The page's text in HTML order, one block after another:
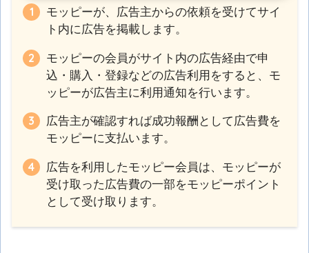
モッピーが、広告主からの依頼を受けてサイ
ト内に広告を掲載します。
モッピーの会員がサイト内の広告経由で申
込・購入・登録などの広告利用をすると、モ
ッピーが広告主に利用通知を行います。
広告主が確認すれば成功報酬として広告費を
モッピーに支払います。
広告を利用したモッピー会員は、モッピーが
受け取った広告費の一部をモッピーポイント
として受け取ります。